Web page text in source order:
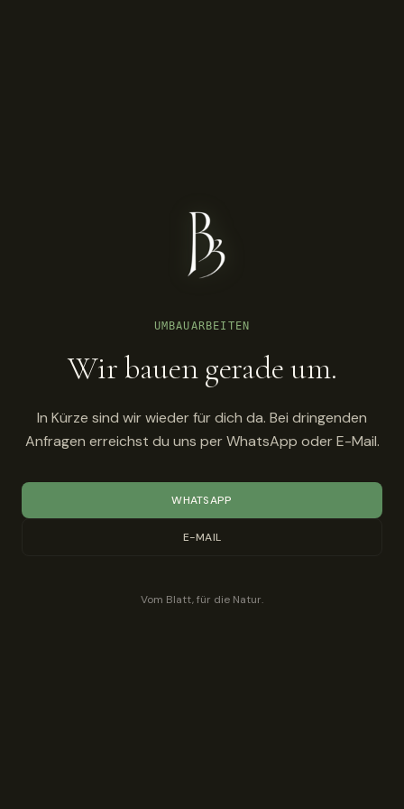
UMBAUARBEITEN
Wir bauen gerade um.
In Kürze sind wir wieder für dich da. Bei dringenden
Anfragen erreichst du uns per WhatsApp oder E-Mail.
WHATSAPP
E-MAIL
Vom Blatt, für die Natur.